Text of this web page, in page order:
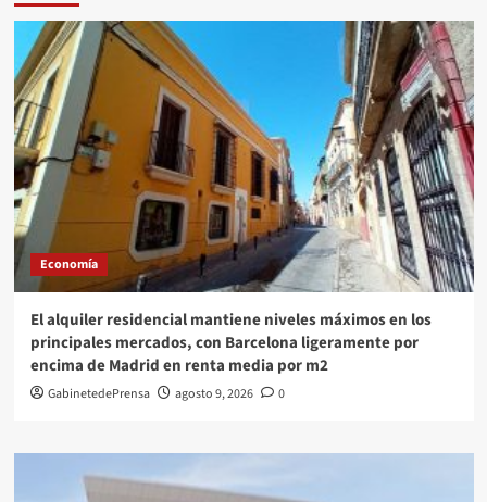
Economía
El alquiler residencial mantiene niveles máximos en los
principales mercados, con Barcelona ligeramente por
encima de Madrid en renta media por m2
GabinetedePrensa agosto 9, 2026 0